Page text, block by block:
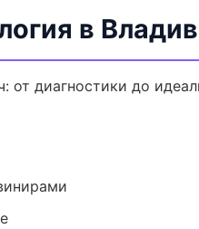
в
от диагностики до